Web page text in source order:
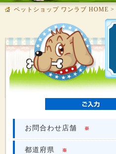
ペットショップ ワンラブ HOME >
お問合わせ店舗 ※
都道府県 ※